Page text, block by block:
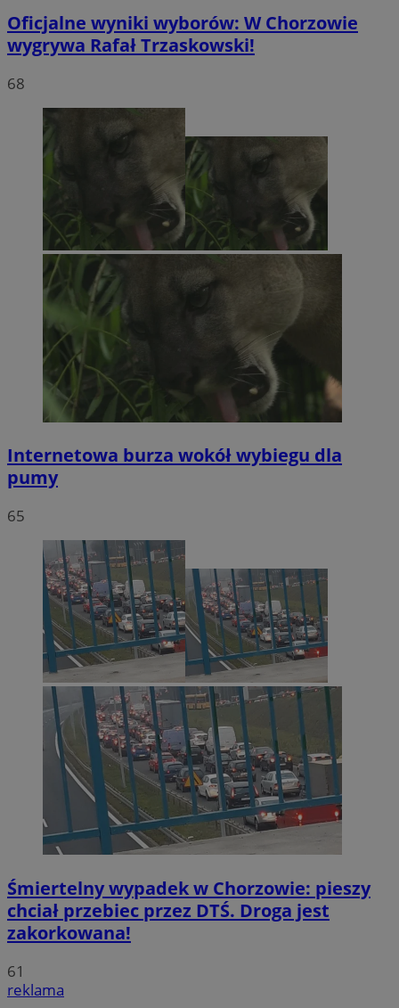
Oficjalne wyniki wyborów: W Chorzowie
wygrywa Rafał Trzaskowski!
68
Internetowa burza wokół wybiegu dla
pumy
65
Śmiertelny wypadek w Chorzowie: pieszy
chciał przebiec przez DTŚ. Droga jest
zakorkowana!
61
reklama